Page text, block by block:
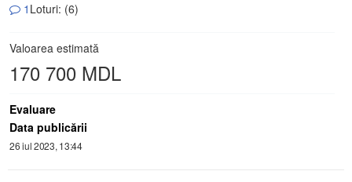
1 Loturi: (6)
Valoarea estimată
170 700 MDL
Evaluare
Data publicării
26 iul 2023, 13:44